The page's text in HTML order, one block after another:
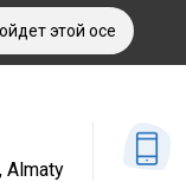
этой осенью в Алматы
Almaty